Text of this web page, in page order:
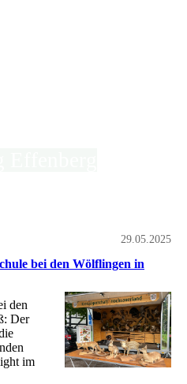
29.05.2025
bei den Wölflingen in
den
Der
im